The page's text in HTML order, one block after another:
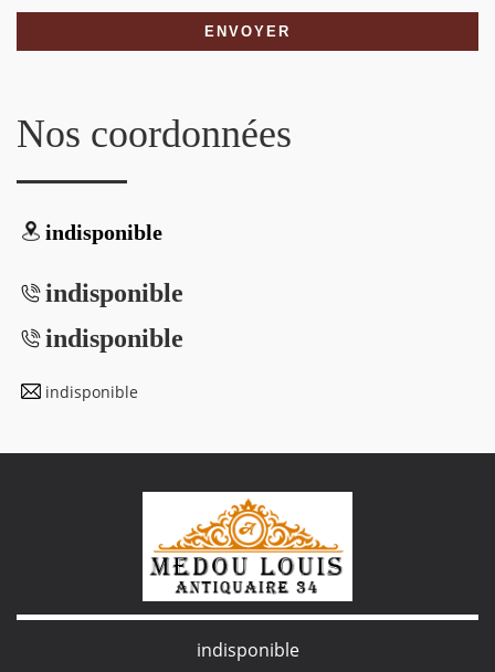
Nos coordonnées
indisponible
indisponible
indisponible
indisponible
indisponible